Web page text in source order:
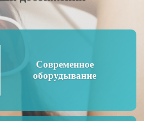
Современное
оборудывание